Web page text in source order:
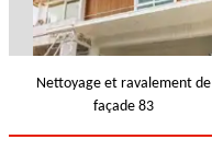
Nettoyage et ravalement de
façade 83